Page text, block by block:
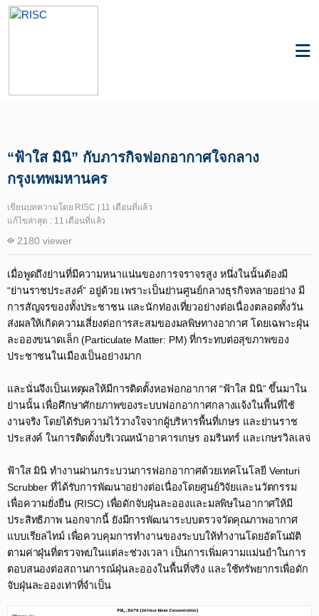
“ฟ้าใส มินิ” กับภารกิจฟอกอากาศใจกลาง
กรุงเทพมหานคร
เขียนบทความโดย RISC | 11 เดือนที่แล้ว
แก้ไขล่าสุด : 11 เดือนที่แล้ว
2180 viewer
เมื่อพูดถึงย่านที่มีความหนาแน่นของการจราจรสูง หนึ่งในนั้นต้องมี
“ย่านราชประสงค์” อยู่ด้วย เพราะเป็นย่านศูนย์กลางธุรกิจหลายอย่าง มี
การสัญจรของทั้งประชาชน และนักท่องเที่ยวอย่างต่อเนื่องตลอดทั้งวัน
ส่งผลให้เกิดความเสี่ยงต่อการสะสมของมลพิษทางอากาศ โดยเฉพาะฝุ่น
ละอองขนาดเล็ก (Particulate Matter: PM) ที่กระทบต่อสุขภาพของ
ประชาชนในเมืองเป็นอย่างมาก
และนั่นจึงเป็นเหตุผลให้มีการติดตั้งหอฟอกอากาศ “ฟ้าใส มินิ” ขึ้นมาใน
ย่านนั้น เพื่อศึกษาศักยภาพของระบบฟอกอากาศกลางแจ้งในพื้นที่ใช้
งานจริง โดยได้รับความไว้วางใจจากผู้บริหารพื้นที่เกษร และย่านราช
ประสงค์ ในการติดตั้งบริเวณหน้าอาคารเกษร อมรินทร์ และเกษรวิลเลจ​
ฟ้าใส มินิ ทำงานผ่านกระบวนการฟอกอากาศด้วยเทคโนโลยี Venturi
Scrubber ที่ได้รับการพัฒนาอย่างต่อเนื่องโดยศูนย์วิจัยและนวัตกรรม
เพื่อความยั่งยืน (RISC) เพื่อดักจับฝุ่นละอองและมลพิษในอากาศให้มี
ประสิทธิภาพ นอกจากนี้ ยังมีการพัฒนาระบบตรวจวัดคุณภาพอากาศ
แบบเรียลไทม์ เพื่อควบคุมการทำงานของระบบให้ทำงานโดยอัตโนมัติ
ตามค่าฝุ่นที่ตรวจพบในแต่ละช่วงเวลา เป็นการเพิ่มความแม่นยำในการ
ตอบสนองต่อสถานการณ์ฝุ่นละอองในพื้นที่จริง และใช้ทรัพยากรเพื่อดัก
จับฝุ่นละอองเท่าที่จำเป็น